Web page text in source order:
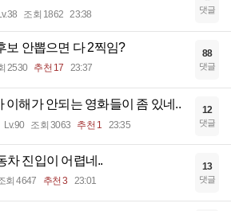
조회 1862 23:38 댓글
보 안뽑으면 다 2찍임?
2530 추천 17 23:37
88
댓글
이해가 안되는 영화들이 좀 있네..
Lv.90 조회 3063 추천 1 23:35
12
댓글
차 진입이 어렵네..
회 4647 추천 3 23:01
13
댓글